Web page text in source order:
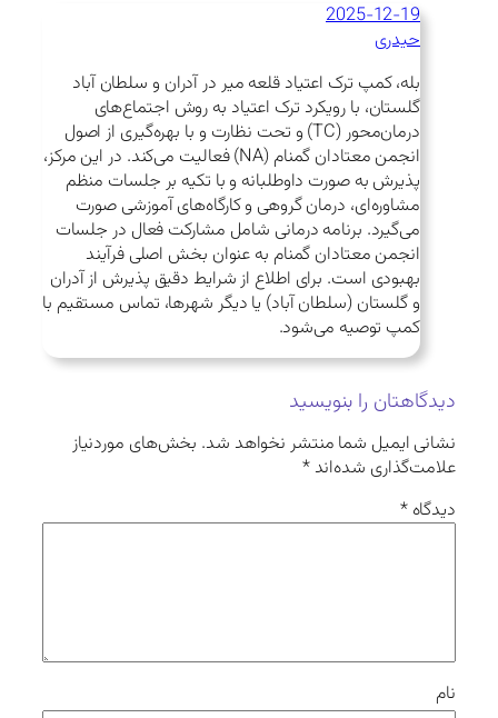
2025-12-19
حیدری
بله، کمپ ترک اعتیاد قلعه میر در آدران و سلطان آباد
گلستان، با رویکرد ترک اعتیاد به روش اجتماع‌های
درمان‌محور (TC) و تحت نظارت و با بهره‌گیری از اصول
انجمن معتادان گمنام (NA) فعالیت می‌کند. در این مرکز،
پذیرش به صورت داوطلبانه و با تکیه بر جلسات منظم
مشاوره‌ای، درمان گروهی و کارگاه‌های آموزشی صورت
می‌گیرد. برنامه درمانی شامل مشارکت فعال در جلسات
انجمن معتادان گمنام به عنوان بخش اصلی فرآیند
بهبودی است. برای اطلاع از شرایط دقیق پذیرش از آدران
و گلستان (سلطان آباد) یا دیگر شهرها، تماس مستقیم با
کمپ توصیه می‌شود.
دیدگاهتان را بنویسید
نشانی ایمیل شما منتشر نخواهد شد. بخش‌های موردنیاز
علامت‌گذاری شده‌اند*
دیدگاه*
نام